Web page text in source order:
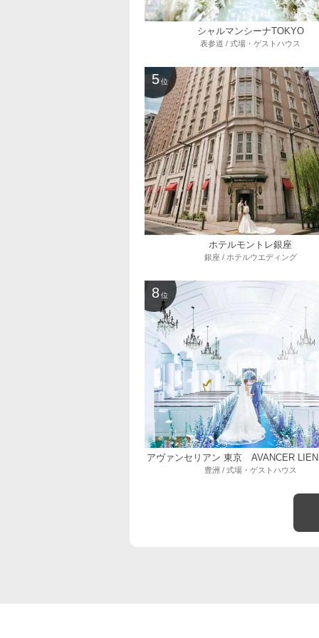
シャルマンシーナTOKYO
表参道 / 式場・ゲストハウス
5 位
ホテルモントレ銀座
銀座 / ホテルウエディング
8 位
アヴァンセリアン 東京 AVANCER
豊洲 / 式場・ゲストハウス